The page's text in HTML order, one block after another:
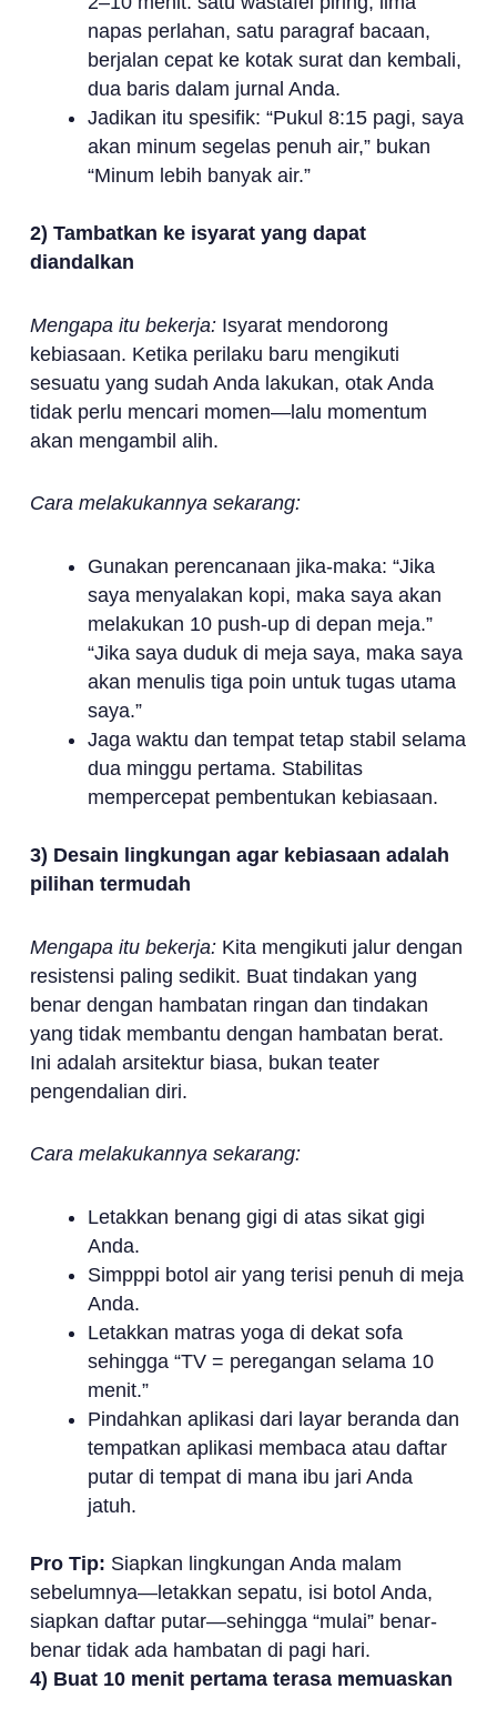
napas perlahan, satu paragraf bacaan,
berjalan cepat ke kotak surat dan kembali,
dua baris dalam jurnal Anda.
Jadikan itu spesifik: “Pukul 8:15 pagi, saya
akan minum segelas penuh air,” bukan
“Minum lebih banyak air.”
2) Tambatkan ke isyarat yang dapat
diandalkan
Mengapa itu bekerja:Isyarat mendorong
kebiasaan. Ketika perilaku baru mengikuti
sesuatu yang sudah Anda lakukan, otak Anda
tidak perlu mencari momen—lalu momentum
akan mengambil alih.
Cara melakukannya sekarang:
Gunakan perencanaan jika-maka: “Jika
saya menyalakan kopi, maka saya akan
melakukan 10 push-up di depan meja.”
“Jika saya duduk di meja saya, maka saya
akan menulis tiga poin untuk tugas utama
saya.”
Jaga waktu dan tempat tetap stabil selama
dua minggu pertama. Stabilitas
mempercepat pembentukan kebiasaan.
3) Desain lingkungan agar kebiasaan adalah
pilihan termudah
Mengapa itu bekerja:Kita mengikuti jalur dengan
resistensi paling sedikit. Buat tindakan yang
benar dengan hambatan ringan dan tindakan
yang tidak membantu dengan hambatan berat.
Ini adalah arsitektur biasa, bukan teater
pengendalian diri.
Cara melakukannya sekarang:
Letakkan benang gigi di atas sikat gigi
Anda.
Simpppi botol air yang terisi penuh di meja
Anda.
Letakkan matras yoga di dekat sofa
sehingga “TV = peregangan selama 10
menit.”
Pindahkan aplikasi dari layar beranda dan
tempatkan aplikasi membaca atau daftar
putar di tempat di mana ibu jari Anda
jatuh.
Pro Tip: Siapkan lingkungan Anda malam
sebelumnya—letakkan sepatu, isi botol Anda,
siapkan daftar putar—sehingga “mulai” benar-
benar tidak ada hambatan di pagi hari.
4) Buat 10 menit pertama terasa memuaskan